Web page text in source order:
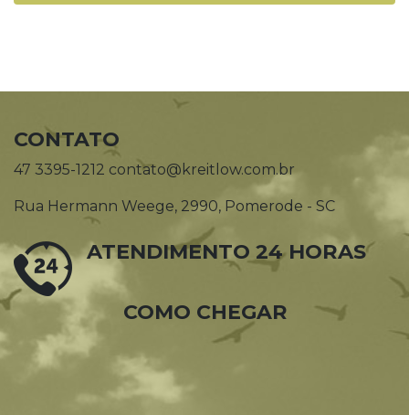
CONTATO
47 3395-1212 contato@kreitlow.com.br
Rua Hermann Weege, 2990, Pomerode - SC
ATENDIMENTO 24 HORAS
COMO CHEGAR